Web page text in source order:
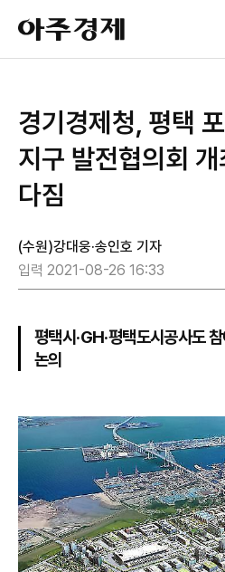
아
주
경
경기경제청, 평택
지구 발전협의회
다짐
(수원)강대웅·송인호 기자
입력 2021-08-26 16:33
평택시·GH·평택도시공사도
논의